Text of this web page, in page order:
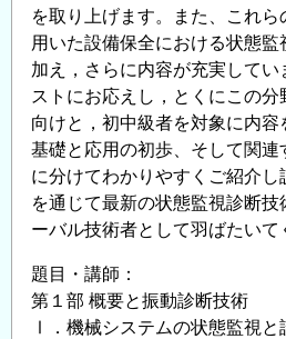
を取り上げます。また、これ
用いた設備保全における状態
加え，さらに内容が充実して
ストにお応えし，とくにこの
向けと，初中級者を対象に内
基礎と応用の初歩、そして関連
に分けてわかりやすくご紹介
を通じて最新の状態監視診断技
ーバル技術者として羽ばたいて
題目・講師：
第１部 概要と振動診断技術
Ⅰ．機械システムの状態監視と